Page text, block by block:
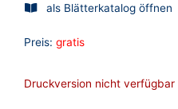
als Blätterkatalog öffnen
Preis: gratis
Druckversion nicht verfügbar